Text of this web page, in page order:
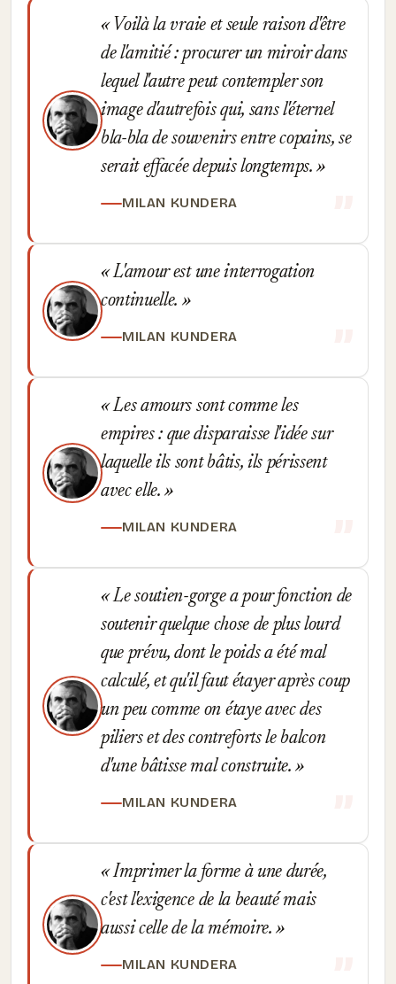
Voilà la vraie et seule raison d'être
de l'amitié : procurer un miroir dans
lequel l'autre peut contempler son
image d'autrefois qui, sans l'éternel
bla-bla de souvenirs entre copains, se
serait effacée depuis longtemps.
MILAN KUNDERA
L'amour est une interrogation
continuelle.
MILAN KUNDERA
Les amours sont comme les
empires : que disparaisse l'idée sur
laquelle ils sont bâtis, ils périssent
avec elle.
MILAN KUNDERA
Le soutien-gorge a pour fonction de
soutenir quelque chose de plus lourd
que prévu, dont le poids a été mal
calculé, et qu'il faut étayer après coup
un peu comme on étaye avec des
piliers et des contreforts le balcon
d'une bâtisse mal construite.
MILAN KUNDERA
Imprimer la forme à une durée,
c'est l'exigence de la beauté mais
aussi celle de la mémoire.
MILAN KUNDERA